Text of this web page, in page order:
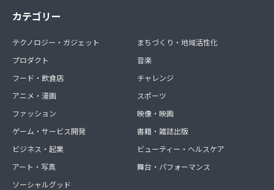
カテゴリー
テクノロジー・ガジェット
プロダクト
フード・飲食店
アニメ・漫画
ファッション
ゲーム・サービス開発
ビジネス・起業
アート・写真
ソーシャルグッド
まちづくり・地域活性化
音楽
チャレンジ
スポーツ
映像・映画
書籍・雑誌出版
ビューティー・ヘルスケア
舞台・パフォーマンス